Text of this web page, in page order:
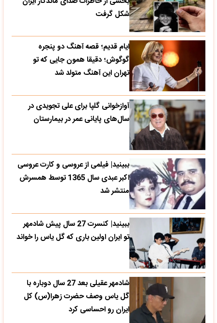
شکل گرفت
ایام قدیم؛ قصه آهنگ دو پنجره
گوگوش؛ دقیقا همون جایی که تو
تهران این آهنگ متولد شد
آوازخوانی گلپا برای علی تجویدی در
سال‌های پایانی عمر در بیمارستان
ببینید| فیلمی از عروسی و کارت عروسی
اکبر عبدی سال 1365 توسط همسرش
منتشر شد
ببینید| کنسرت 27 سال پیش شادمهر
تو ایران اولین باری که گل یاس را خواند
شادمهر عقیلی بعد 27 سال دوباره با
گل یاس وصف حضرت زهرا(س) کل
ایران رو احساسی کرد